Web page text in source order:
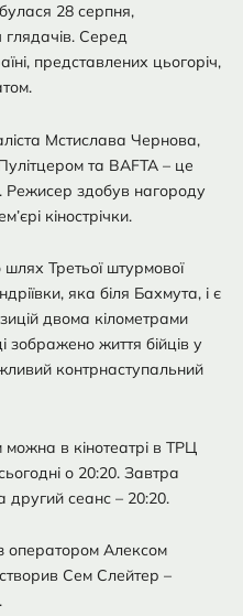
28 серпня,
глядачів. Серед
представлених цьогоріч,
Мстислава Чернова,
та BAFTA – це
здобув нагороду
кінострічки.
Третьої штурмової
яка біля Бахмута, і є
двома кілометрами
зображено життя бійців у
контрнаступальний
в кінотеатрі в ТРЦ
о 20:20. Завтра
другий сеанс – 20:20.
з оператором Алексом
Сем Слейтер –